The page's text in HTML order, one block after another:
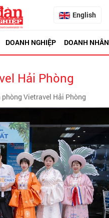
English
DOANH NGHIỆP DOANH NHÂN
Hải Phòng
Vietravel Hải Phòng